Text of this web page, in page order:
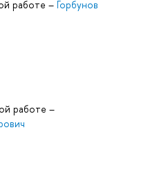
работе – Горбунов
работе –